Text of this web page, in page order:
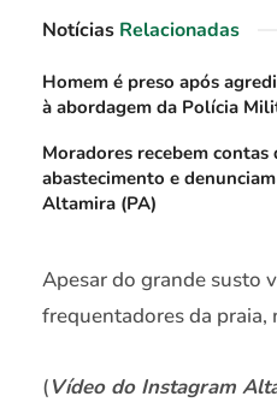
Notícias Relacionadas
Homem é preso após
à abordagem da Polícia
Moradores recebem contas
abastecimento e
Altamira (PA)
Apesar do grande susto
frequentadores da
(Vídeo do Instagram